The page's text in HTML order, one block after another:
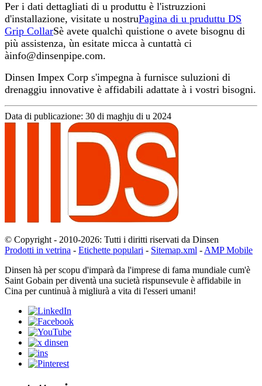
Per i dati dettagliati di u produttu è l'istruzzioni
d'installazione, visitate u nostruPagina di u pruduttu DS
Grip CollarSè avete qualchì quistione o avete bisognu di
più assistenza, ùn esitate micca à cuntattà ci
àinfo@dinsenpipe.com.
Dinsen Impex Corp s'impegna à furnisce suluzioni di
drenaggiu innovative è affidabili adattate à i vostri bisogni.
Data di publicazione: 30 di maghju di u 2024
© Copyright - 2010-2026: Tutti i diritti riservati da Dinsen
Prodotti in vetrina - Etichette populari - Sitemap.xml -AMP Mobile
Dinsen hà per scopu d'imparà da l'imprese di fama mundiale cum'è
Saint Gobain per diventà una sucietà rispunsevule è affidabile in
Cina per cuntinuà à migliurà a vita di l'esseri umani!